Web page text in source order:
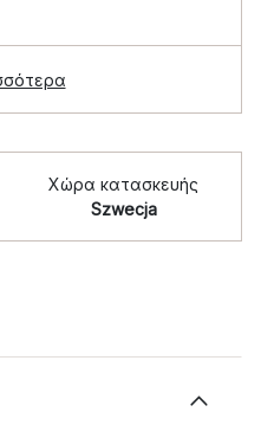
Χώρα κατασκευής
Szwecja